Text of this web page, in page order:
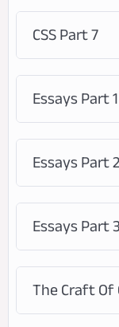
CSS Part 7
Essays Part 1
Essays Part 2
Essays Part 3
The Craft Of